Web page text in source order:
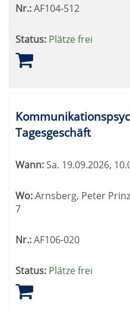
Nr.:AF104-512
Status: Plätze frei
Tagesgeschäft
Wann:Sa. 19.09.2026,
Wo:Arnsberg, Peter
7
Nr.:AF106-020
Status: Plätze frei